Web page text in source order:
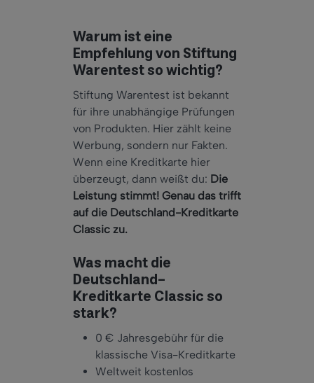
Warum ist eine
Empfehlung von Stiftung
Warentest so wichtig?
Stiftung Warentest ist bekannt
für ihre unabhängige Prüfungen
von Produkten. Hier zählt keine
Werbung, sondern nur Fakten.
Wenn eine Kreditkarte hier
überzeugt, dann weißt du: Die
Leistung stimmt! Genau das trifft
auf die Deutschland-Kreditkarte
Classic zu.
Was macht die
Deutschland-
Kreditkarte Classic so
stark?
0 € Jahresgebühr für die
klassische Visa-Kreditkarte
Weltweit kostenlos